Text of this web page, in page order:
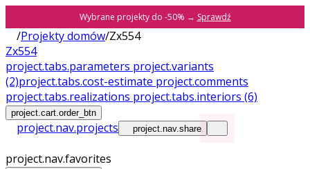
Wybrane projekty do -50% → Sprawdź
/Projekty domów/Zx554
Zx554
project.tabs.parameters project.variants
(2)project.tabs.cost-estimate project.comments
project.tabs.realizations project.tabs.interiors (6)
project.cart.order_btn
project.nav.projects project.nav.share
project.nav.favorites